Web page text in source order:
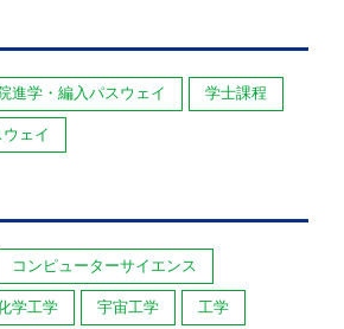
進学・編入パスウェイ 学士課程
ェイ
コンピューターサイエンス
学工学 宇宙工学 工学